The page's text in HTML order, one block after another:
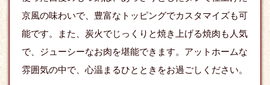
京風の味わいで、豊富なトッピングでカスタマイズも可
能です。また、炭火でじっくりと焼き上げる焼肉も人気
で、ジューシーなお肉を堪能できます。アットホームな
雰囲気の中で、心温まるひとときをお過ごしください。